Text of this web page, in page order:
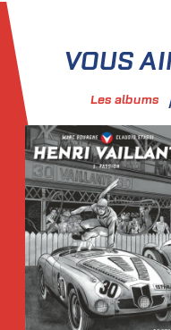
VOUS
Les albums